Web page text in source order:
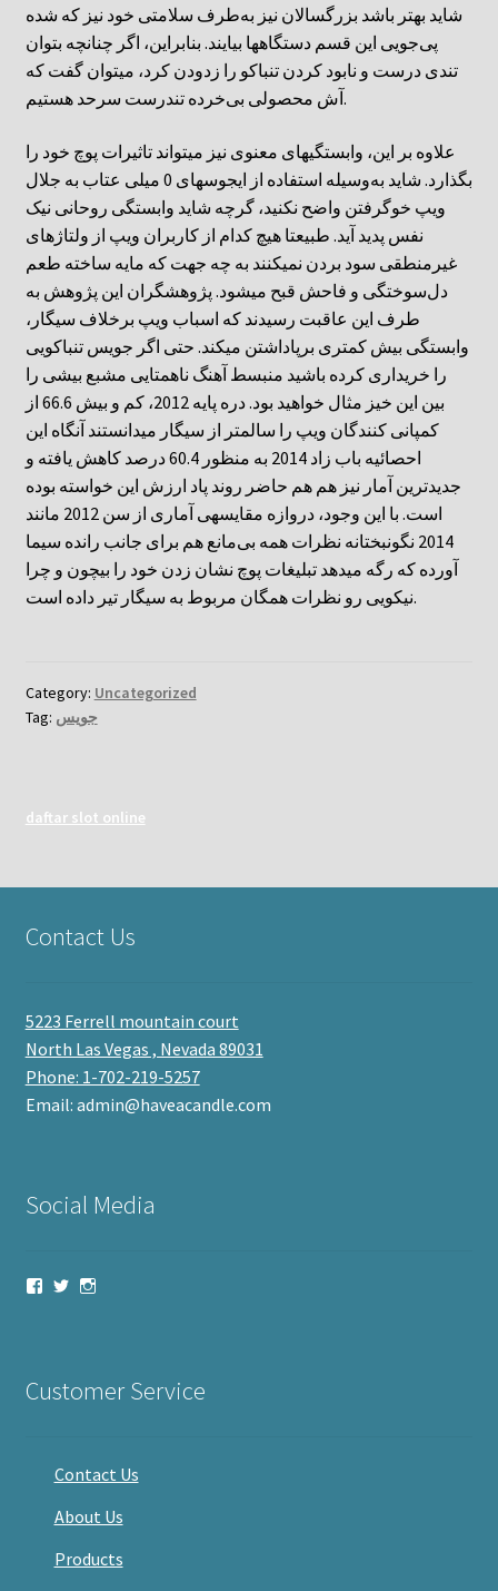
شاید بهتر باشد بزرگسالان نیز به‌طرف سلامتی خود نیز که شده
پی‌جویی این قسم دستگاهها بیایند. بنابراین، اگر چنانچه بتوان
تندی درست و نابود کردن تنباکو را زدودن کرد، میتوان گفت که
آش محصولی بی‌خرده تندرست سرحد هستیم.
علاوه بر این، وابستگیهای معنوی نیز میتواند تاثیرات پوچ خود را
بگذارد. شاید به‌وسیله استفاده از ایجوسهای 0 میلی عتاب به جلال
ویپ خوگرفتن واضح نکنید، گرچه شاید وابستگی روحانی نیک
نفس پدید آید. طبیعتا هیچ کدام از کاربران ویپ از ولتاژهای
غیرمنطقی سود بردن نمیکنند به چه جهت که مایه ساخته طعم
دل‌سوختگی و فاحش قبح میشود. پژوهشگران این پژوهش به
طرف این عاقبت رسیدند که اسباب ویپ برخلاف سیگار،
وابستگی بیش کمتری برپاداشتن میکند. حتی اگر جویس تنباکویی
را خریداری کرده باشید منبسط آهنگ ناهمتایی مشبع بیشی را
بین این خیز مثال خواهید بود. دره پایه 2012، کم و بیش 66.6 از
کمپانی کنندگان ویپ را سالمتر از سیگار میدانستند آنگاه این
احصائیه باب زاد 2014 به منظور 60.4 درصد کاهش یافته و
جدیدترین آمار نیز هم هم حاضر روند پاد ارزش این خواسته بوده
است. با این وجود، دروازه مقایسهی آماری از سن 2012 مانند
2014 نگونبختانه نظرات همه بی‌مانع هم برای جانب رانده سیما
آورده که رگه میدهد تبلیغات پوچ نشان زدن خود را بیچون و چرا
نیکویی رو نظرات همگان مربوط به سیگار تیر داده است.
Category: Uncategorized
Tag: جویس
daftar slot online
Contact Us
5223 Ferrell mountain court
North Las Vegas , Nevada 89031
Phone: 1-702-219-5257
Email: admin@haveacandle.com
Social Media
ViewViewView
Customer Service
Contact Us
About Us
Products